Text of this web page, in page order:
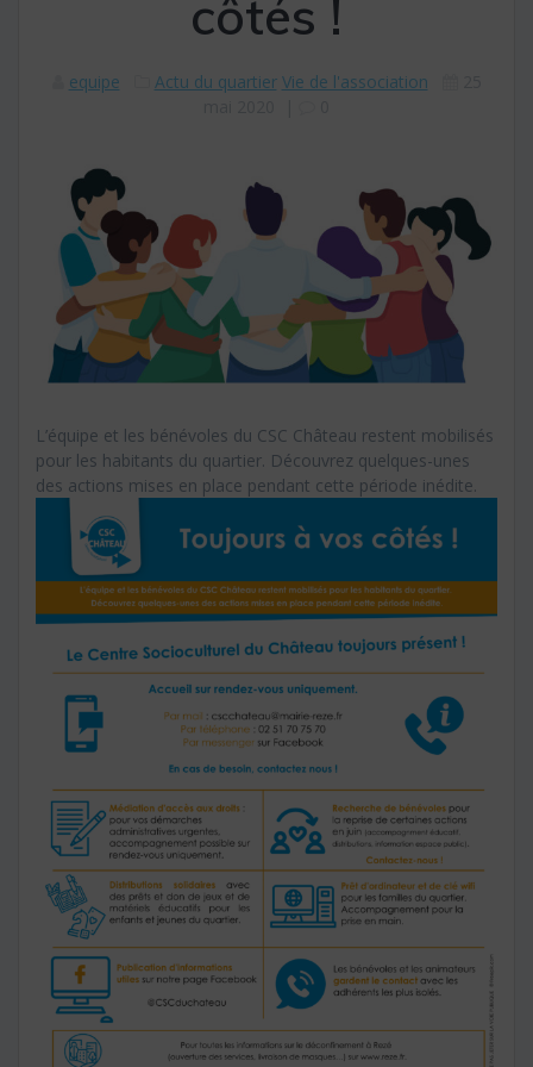
côtés !
equipe Actu du quartier Vie de l'association
L’équipe et les bénévoles du CSC Château restent mobilisés
pour les habitants du quartier. Découvrez quelques-unes
des actions mises en place pendant cette période inédite.